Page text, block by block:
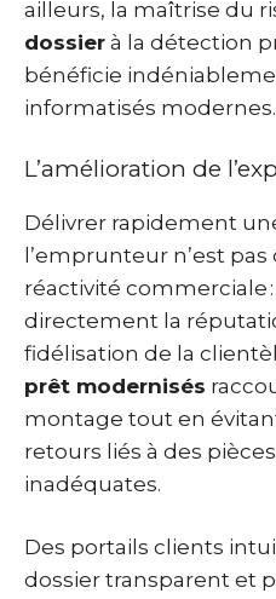
ailleurs, la maîtrise du
dossier à la détection
bénéficie
informatisés modernes.
L’amélioration de
Délivrer rapidement
l’emprunteur n’est
réactivité commerciale
directement la
fidélisation de la
prêt modernisés
montage tout en
retours liés à des
inadéquates.
Des portails clients
dossier transparent et